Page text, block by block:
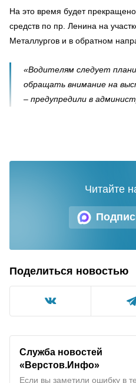
На это время будет
средств по пр. Ленина на
Металлургов и в обратном
«Водителям следует
обращать внимание на
– предупредили в
Читайте
Поделиться новостью
Служба новостей
«Верстов.Инфо»
Если вы заметили ошибку в